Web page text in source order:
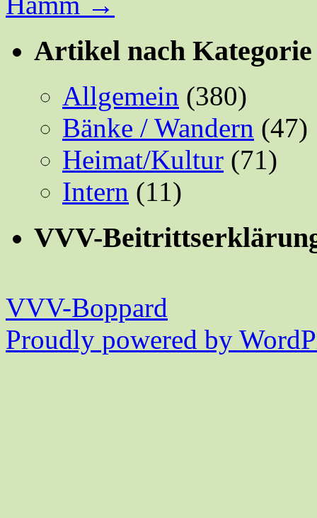
Artikel nach Kategorie
Allgemein (380)
Bänke / Wandern (47)
Heimat/Kultur (71)
Intern (11)
VVV-
VVV-Boppard
Proudly powered by